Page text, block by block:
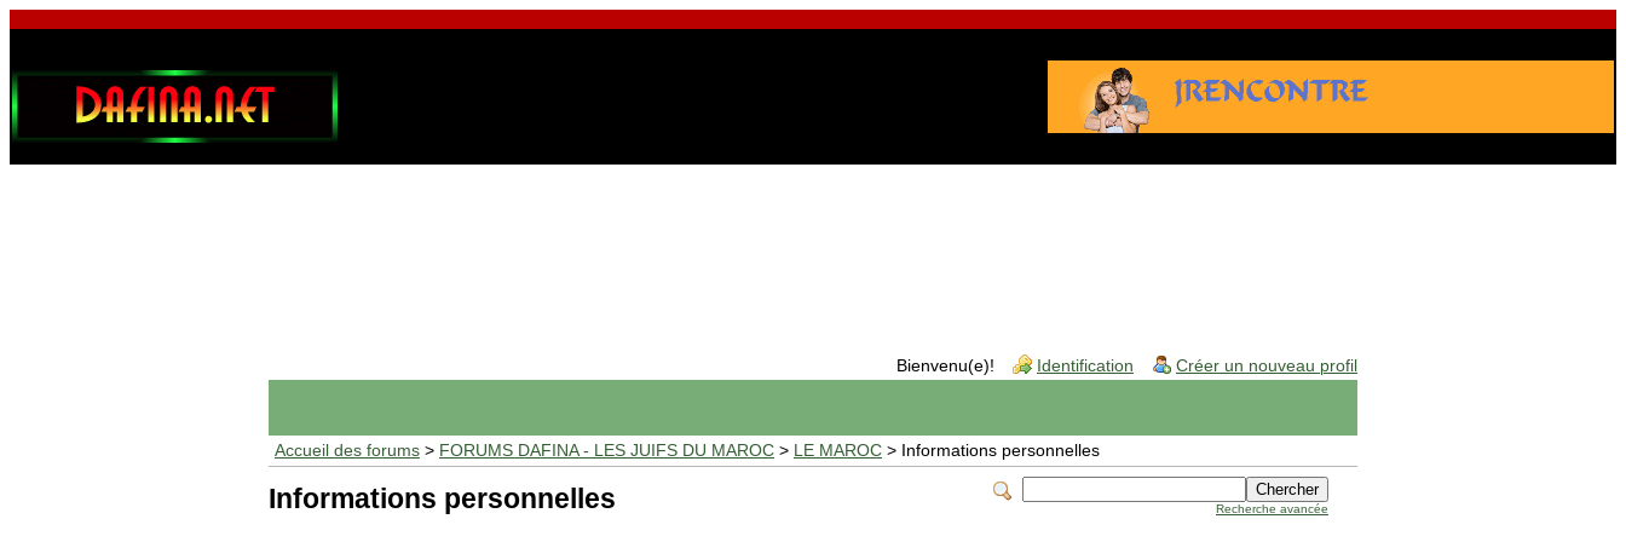
Bienvenu(e)! Identification Créer un nouveau profil
Accueil des forums > FORUMS DAFINA - LES JUIFS DU MAROC > LE MAROC > Informations personnelles
Recherche avancée
Informations personnelles